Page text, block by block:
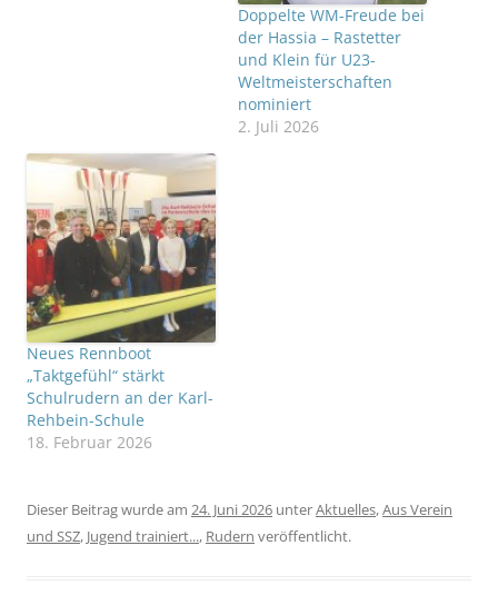
Doppelte WM-Freude bei
der Hassia – Rastetter
und Klein für U23-
Weltmeisterschaften
nominiert
2. Juli 2026
Neues Rennboot
„Taktgefühl“ stärkt
Schulrudern an der Karl-
Rehbein-Schule
18. Februar 2026
Dieser Beitrag wurde am 24. Juni 2026 unterAktuelles,Aus Verein
und SSZ, Jugend trainiert..., Rudern veröffentlicht.